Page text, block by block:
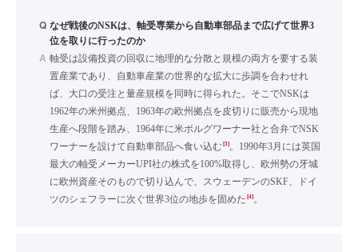
Q なぜ戦後のNSKは、軸受専業から自動車部品まで広げて世界3
位を取りに行ったのか
A 軸受は設備投資の回収に地理的な分散と規模の両方を要する装
置産業であり、自動車産業の世界的な拡大に歩調を合わせれ
ば、大口の受注と量産規模を同時に得られた。そこでNSKは
1962年の米州拠点、1963年の欧州拠点を皮切りに販売から現地
生産へ段階を踏み、1964年に米ボルグワーナー社と合弁でNSK
ワーナーを設けて自動車部品へ食い込む[3]。1990年3月には英国
最大の軸受メーカーUPI社の株式を100%取得し、欧州勢の牙城
に欧州資産そのもので切り込んで、スウェーデンのSKF、ドイ
ツのシェフラーに次ぐ世界3位の地歩を固めた [4]。